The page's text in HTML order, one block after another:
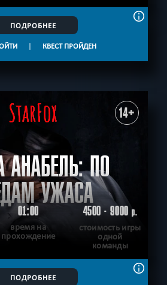
ПОДРОБНЕЕ
| КВЕСТ ПРОЙДЕН
14+
АНАБЕЛЬ: ПО
УЖАСА
01:00
время на
прохождение
4500 - 9000р.
стоимость игры
одной
команды
ПОДРОБНЕЕ